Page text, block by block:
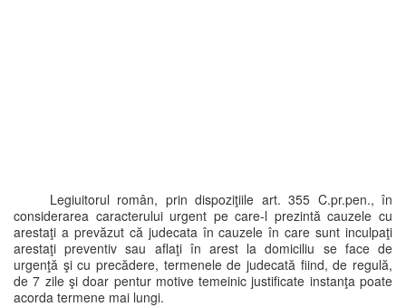
Legiuitorul român, prin dispoziţiile art. 355 C.pr.pen., în
considerarea caracterului urgent pe care-l prezintă cauzele cu
arestaţi a prevăzut că judecata în cauzele în care sunt inculpaţi
arestaţi preventiv sau aflaţi în arest la domiciliu se face de
urgenţă şi cu precădere, termenele de judecată fiind, de regulă,
de 7 zile şi doar pentur motive temeinic justificate instanţa poate
acorda termene mai lungi.